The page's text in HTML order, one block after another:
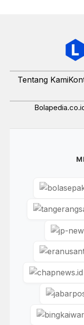
Tentang Kami